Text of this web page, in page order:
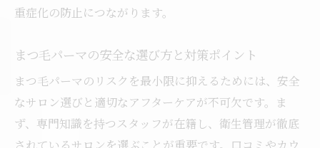
重症化の防止につながります。
まつ毛パーマの安全な選び方と対策ポイント
まつ毛パーマのリスクを最小限に抑えるためには、安全
なサロン選びと適切なアフターケアが不可欠です。ま
ず、専門知識を持つスタッフが在籍し、衛生管理が徹底